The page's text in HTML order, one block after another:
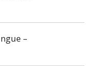
–